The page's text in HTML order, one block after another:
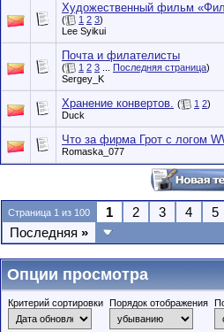
Художественный фильм
( 1 2 3)
Lee Syikui
Почта и филателисты
( 1 2 3 Последняя страница)
Sergey_K
Хранение конвертов. ( 1 2)
Duck
Что за фирма Грот с логом
Romaska_077
Страница 1 из 100 1 2 3 4 5
Последняя »
Опции просмотра
Критерий сортировки Порядок отображения